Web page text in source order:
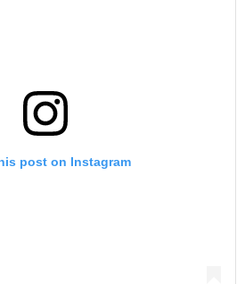
post on Instagram